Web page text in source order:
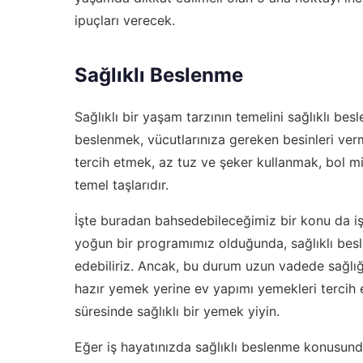
ipuçları verecek.
Sağlıklı Beslenme
Sağlıklı bir yaşam tarzının temelini sağlıklı
beslenmek, vücutlarınıza gereken besinleri
tercih etmek, az tuz ve şeker kullanmak, bol
temel taşlarıdır.
İşte buradan bahsedebileceğimiz bir konu da iş
yoğun bir programımız olduğunda, sağlıklı
edebiliriz. Ancak, bu durum uzun vadede
hazır yemek yerine ev yapımı yemekleri
süresinde sağlıklı bir yemek yiyin.
Eğer iş hayatınızda sağlıklı beslenme